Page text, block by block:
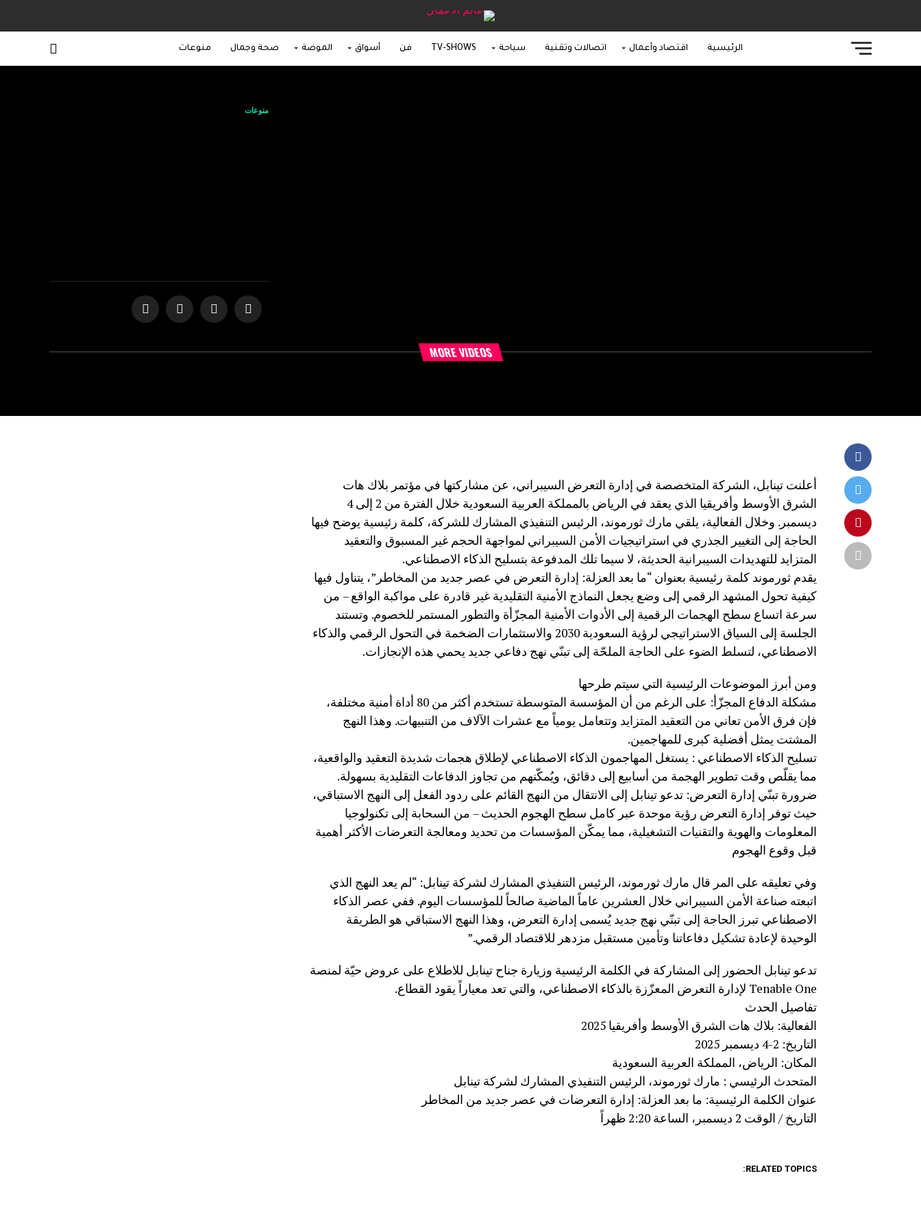
الرئيسية اقتصاد وأعمال اتصالات وتقنية سياحة TV-SHOWS فن أسواق الموضة صحة وجمال منوعات
منوعات
MORE VIDEOS
أعلنت تينابل، الشركة المتخصصة في إدارة التعرض السيبراني، عن مشاركتها في مؤتمر بلاك هات
الشرق الأوسط وأفريقيا الذي يعقد في الرياض بالمملكة العربية السعودية خلال الفترة من 2 إلى 4
ديسمبر. وخلال الفعالية، يلقي مارك ثورموند، الرئيس التنفيذي المشارك للشركة، كلمة رئيسية يوضح فيها
الحاجة إلى التغيير الجذري في استراتيجيات الأمن السيبراني لمواجهة الحجم غير المسبوق والتعقيد
المتزايد للتهديدات السيبرانية الحديثة، لا سيما تلك المدفوعة بتسليح الذكاء الاصطناعي.
يقدم ثورموند كلمة رئيسية بعنوان “ما بعد العزلة: إدارة التعرض في عصر جديد من المخاطر”، يتناول فيها
كيفية تحول المشهد الرقمي إلى وضع يجعل النماذج الأمنية التقليدية غير قادرة على مواكبة الواقع – من
سرعة اتساع سطح الهجمات الرقمية إلى الأدوات الأمنية المجزّأة والتطور المستمر للخصوم. وتستند
الجلسة إلى السياق الاستراتيجي لرؤية السعودية 2030 والاستثمارات الضخمة في التحول الرقمي والذكاء
الاصطناعي، لتسلط الضوء على الحاجة الملحّة إلى تبنّي نهج دفاعي جديد يحمي هذه الإنجازات.
ومن أبرز الموضوعات الرئيسية التي سيتم طرحها
مشكلة الدفاع المجزّأ: على الرغم من أن المؤسسة المتوسطة تستخدم أكثر من 80 أداة أمنية مختلفة،
فإن فرق الأمن تعاني من التعقيد المتزايد وتتعامل يومياً مع عشرات الآلاف من التنبيهات. وهذا النهج
المشتت يمثل أفضلية كبرى للمهاجمين.
تسليح الذكاء الاصطناعي : يستغل المهاجمون الذكاء الاصطناعي لإطلاق هجمات شديدة التعقيد والواقعية،
مما يقلّص وقت تطوير الهجمة من أسابيع إلى دقائق، ويُمكّنهم من تجاوز الدفاعات التقليدية بسهولة.
ضرورة تبنّي إدارة التعرض: تدعو تينابل إلى الانتقال من النهج القائم على ردود الفعل إلى النهج الاستباقي،
حيث توفر إدارة التعرض رؤية موحدة عبر كامل سطح الهجوم الحديث – من السحابة إلى تكنولوجيا
المعلومات والهوية والتقنيات التشغيلية، مما يمكّن المؤسسات من تحديد ومعالجة التعرضات الأكثر أهمية
قبل وقوع الهجوم
وفي تعليقه على المر قال مارك ثورموند، الرئيس التنفيذي المشارك لشركة تينابل: “لم يعد النهج الذي
اتبعته صناعة الأمن السيبراني خلال العشرين عاماً الماضية صالحاً للمؤسسات اليوم. ففي عصر الذكاء
الاصطناعي تبرز الحاجة إلى تبنّي نهج جديد يُسمى إدارة التعرض، وهذا النهج الاستباقي هو الطريقة
الوحيدة لإعادة تشكيل دفاعاتنا وتأمين مستقبل مزدهر للاقتصاد الرقمي.”
تدعو تينابل الحضور إلى المشاركة في الكلمة الرئيسية وزيارة جناح تينابل للاطلاع على عروض حيّة لمنصة
Tenable One لإدارة التعرض المعزّزة بالذكاء الاصطناعي، والتي تعد معياراً يقود القطاع.
تفاصيل الحدث
الفعالية: بلاك هات الشرق الأوسط وأفريقيا 2025
التاريخ: 2-4 ديسمبر 2025
المكان: الرياض، المملكة العربية السعودية
المتحدث الرئيسي : مارك ثورموند، الرئيس التنفيذي المشارك لشركة تينابل
عنوان الكلمة الرئيسية: ما بعد العزلة: إدارة التعرضات في عصر جديد من المخاطر
التاريخ / الوقت 2 ديسمبر، الساعة 2:20 ظهراً
RELATED TOPICS: